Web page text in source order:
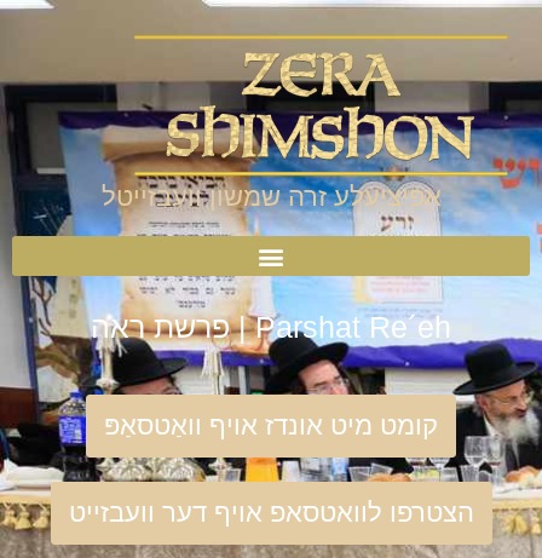
אפיציעלע זרה שמשון וועבזייטל
Parshat Re´eh | פרשת ראה
קומט מיט אונדז אויף וואַטסאַפּ
הצטרפו לוואטסאפ אויף דער וועבזייט